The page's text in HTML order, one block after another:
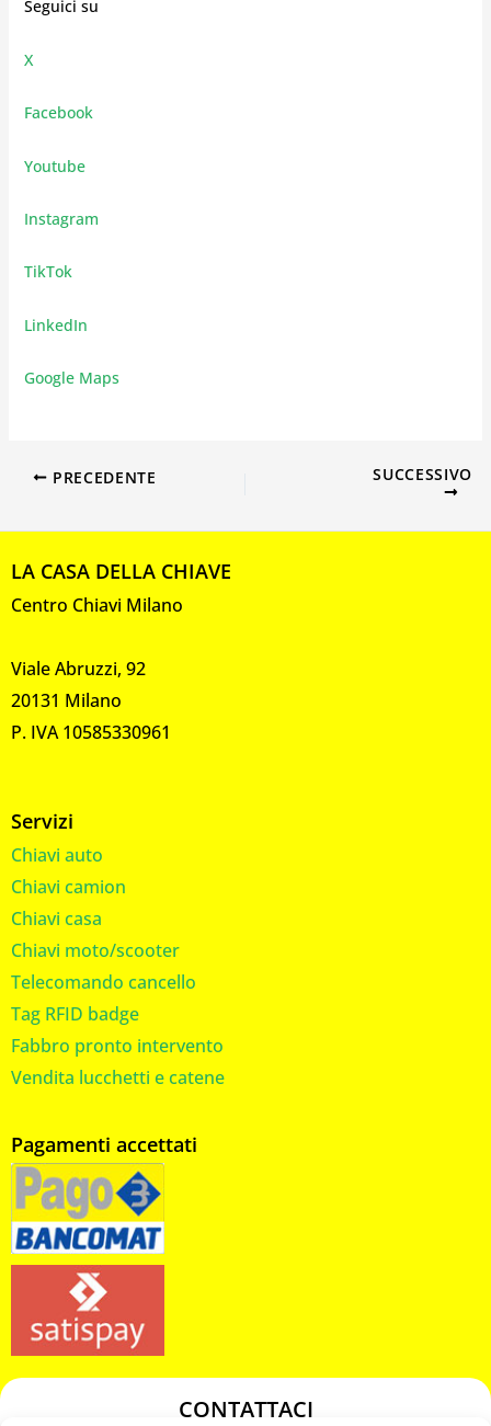
Seguici su
X
Facebook
Youtube
Instagram
TikTok
LinkedIn
Google Maps
PRECEDENTE SUCCESSIVO
LA CASA DELLA CHIAVE
Centro Chiavi Milano
Viale Abruzzi, 92
20131 Milano
P. IVA 10585330961
Servizi
Chiavi auto
Chiavi camion
Chiavi casa
Chiavi moto/scooter
Telecomando cancello
Tag RFID badge
Fabbro pronto intervento
Vendita lucchetti e catene
Pagamenti accettati
CONTATTACI